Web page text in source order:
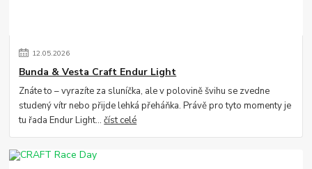
12.05.2026
Bunda & Vesta Craft Endur Light
Znáte to – vyrazíte za sluníčka, ale v polovině švihu se zvedne
studený vítr nebo přijde lehká přeháňka. Právě pro tyto momenty je
tu řada Endur Light...číst celé